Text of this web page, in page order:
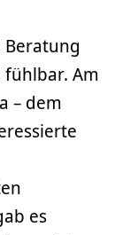
Am
– dem
es